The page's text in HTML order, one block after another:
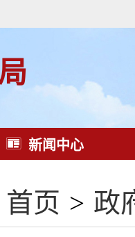
新闻中心
首页 > 政